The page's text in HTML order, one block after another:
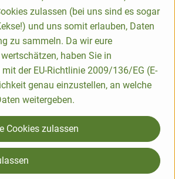
Qualität
bei Rapunzel an erster Stelle. Das
Team nimmt daher eine
Unternehmen ein. Die Kontrollen der
auf dem Feld. Bei Wareneingang
und Produkte beprobt. Zusätzlich
externe Labors unabhängig
liegen Rapunzel auch heute die
zu den Lieferanten und langfristige
zulassen (bei uns sind es sogar
und uns somit erlauben, Daten
zu sammeln. Da wir eure
haben Sie in
der EU-Richtlinie 2009/136/EG (E-
genau einzustellen, an welche
weitergeben.
Cookies zulassen